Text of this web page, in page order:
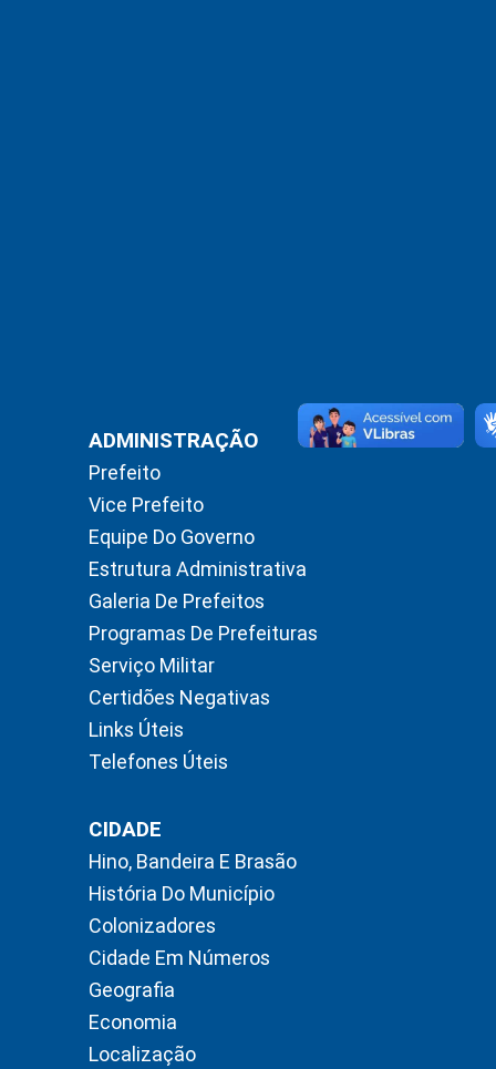
ADMINISTRAÇÃO
Prefeito
Vice Prefeito
Equipe Do Governo
Estrutura Administrativa
Galeria De Prefeitos
Programas De Prefeituras
Serviço Militar
Certidões Negativas
Links Úteis
Telefones Úteis
CIDADE
Hino, Bandeira E Brasão
História Do Município
Colonizadores
Cidade Em Números
Geografia
Economia
Localização